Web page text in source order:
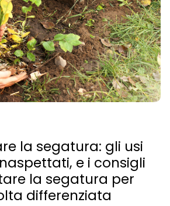
la segatura: gli usi
e i consigli
la segatura per
differenziata